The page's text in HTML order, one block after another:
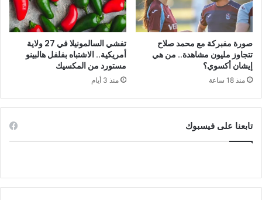
صورة مفبركة مع محمد صلاح
تتجاوز مليون مشاهدة.. من هي
إيشان أكسوي؟
منذ 18 ساعة
تفشي السالمونيلا في 27 ولاية
أمريكية.. الاشتباه بفلفل هالبينو
مستورد من المكسيك
منذ 3 أيام
تابعنا على فيسبوك